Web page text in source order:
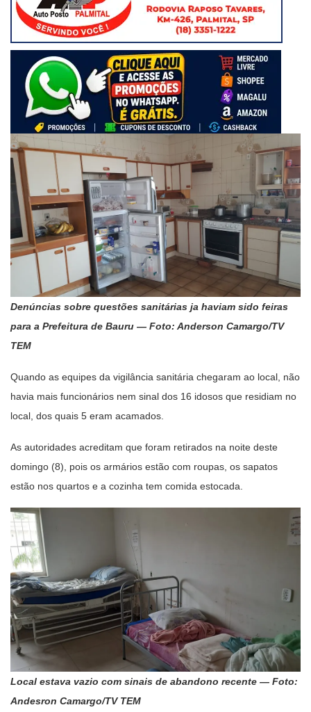
Denúncias sobre questões sanitárias ja haviam sido feiras
para a Prefeitura de Bauru — Foto: Anderson Camargo/TV
TEM
Quando as equipes da vigilância sanitária chegaram ao local, não
havia mais funcionários nem sinal dos 16 idosos que residiam no
local, dos quais 5 eram acamados.
As autoridades acreditam que foram retirados na noite deste
domingo (8), pois os armários estão com roupas, os sapatos
estão nos quartos e a cozinha tem comida estocada.
Local estava vazio com sinais de abandono recente — Foto:
Andesron Camargo/TV TEM